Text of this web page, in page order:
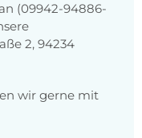
(09942-94886-
2, 94234
wir gerne mit